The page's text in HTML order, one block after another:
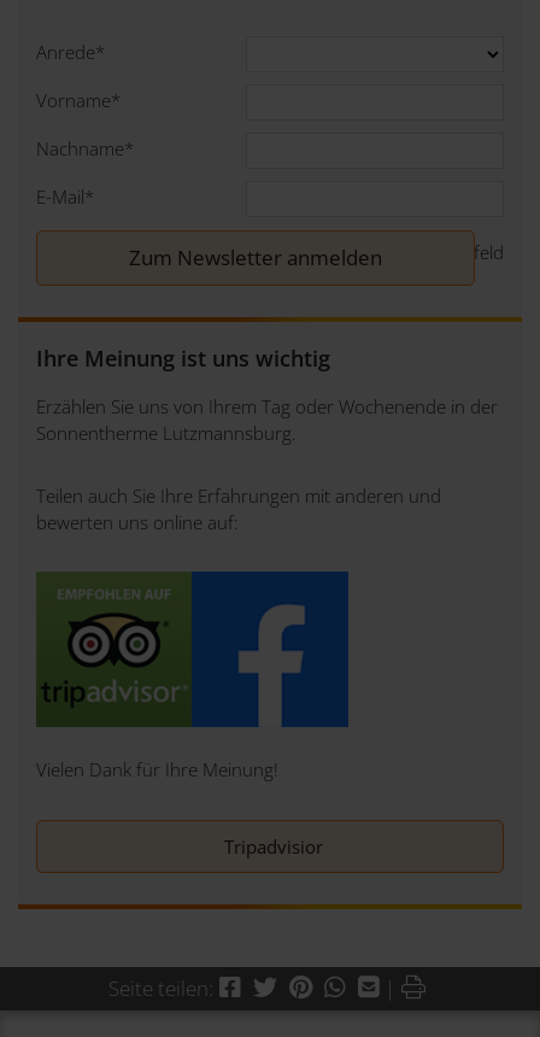
Anrede*
Vorname*
Nachname*
E-Mail*
Pflichtfeld
Ihre Meinung ist uns wichtig
Erzählen Sie uns von Ihrem Tag oder Wochenende in der
Sonnentherme Lutzmannsburg.
Teilen auch Sie Ihre Erfahrungen mit anderen und
bewerten uns online auf:
Vielen Dank für Ihre Meinung!
Tripadvisior
Seite teilen: Facebook
Twitter
PinterestWhatsApp
Mail
| Drucken